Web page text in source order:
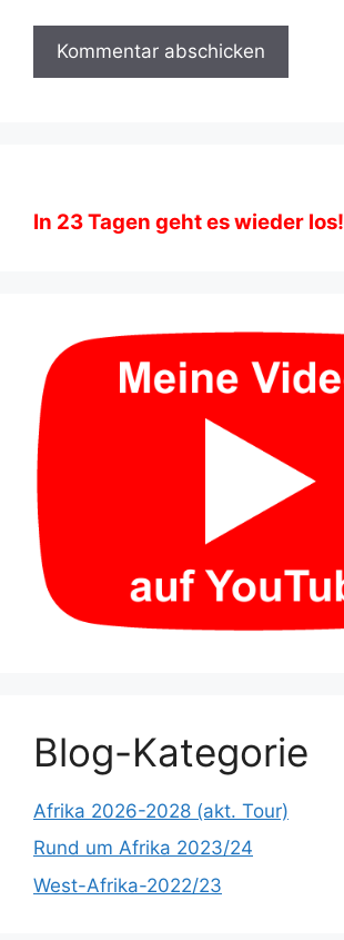
In 23Tagen geht es wieder los!
Blog-Kategorie
Afrika 2026-2028 (akt. Tour)
Rund um Afrika 2023/24
West-Afrika-2022/23